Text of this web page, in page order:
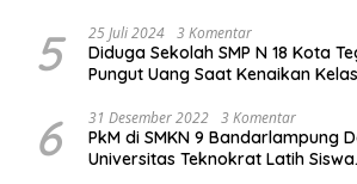
Dibayar
5 25 Juli 2024 3 Komentar
Diduga Sekolah SMP N 18 Kota
Pungut Uang Saat Kenaikan Kelas
6 31 Desember 2022 3 Komentar
PkM di SMKN 9 Bandarlampung
Universitas Teknokrat Latih Siswa